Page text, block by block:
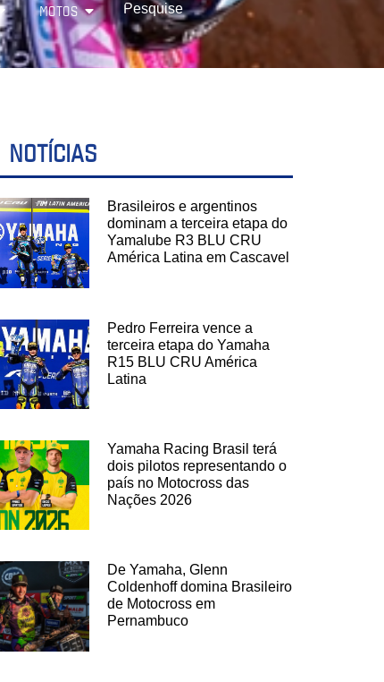
MOTOS
NOTÍCIAS
Brasileiros e argentinos
dominam a terceira etapa do
Yamalube R3 BLU CRU
América Latina em Cascavel
Pedro Ferreira vence a
terceira etapa do Yamaha
R15 BLU CRU América
Latina
Yamaha Racing Brasil terá
dois pilotos representando o
país no Motocross das
Nações 2026
De Yamaha, Glenn
Coldenhoff domina Brasileiro
de Motocross em
Pernambuco